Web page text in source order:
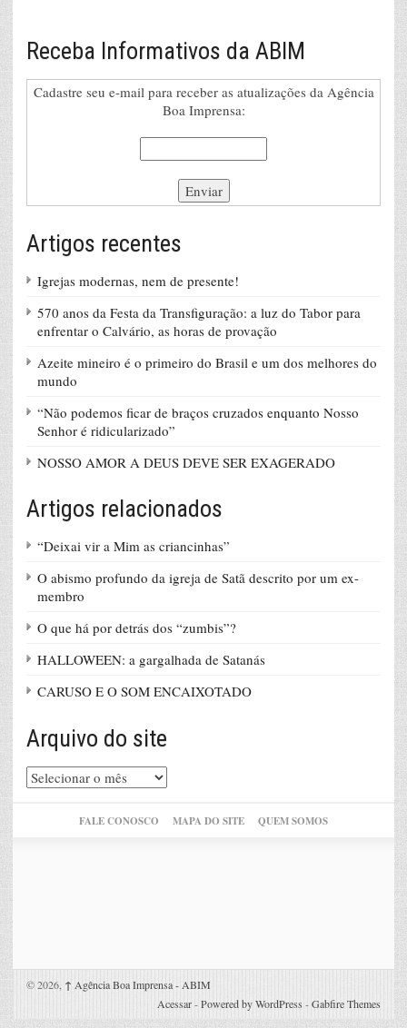
Receba Informativos da ABIM
Cadastre seu e-mail para receber as atualizações da Agência
Boa Imprensa:
Artigos recentes
Igrejas modernas, nem de presente!
570 anos da Festa da Transfiguração: a luz do Tabor para
enfrentar o Calvário, as horas de provação
Azeite mineiro é o primeiro do Brasil e um dos melhores do
mundo
“Não podemos ficar de braços cruzados enquanto Nosso
Senhor é ridicularizado”
NOSSO AMOR A DEUS DEVE SER EXAGERADO
Artigos relacionados
“Deixai vir a Mim as criancinhas”
O abismo profundo da igreja de Satã descrito por um ex-
membro
O que há por detrás dos “zumbis”?
HALLOWEEN: a gargalhada de Satanás
CARUSO E O SOM ENCAIXOTADO
Arquivo do site
Arquivo
do
FALE CONOSCO MAPA DO SITE QUEM SOMOS
© 2026, ↑ Agência Boa Imprensa - ABIM
Acessar-Powered by WordPress -Gabfire Themes